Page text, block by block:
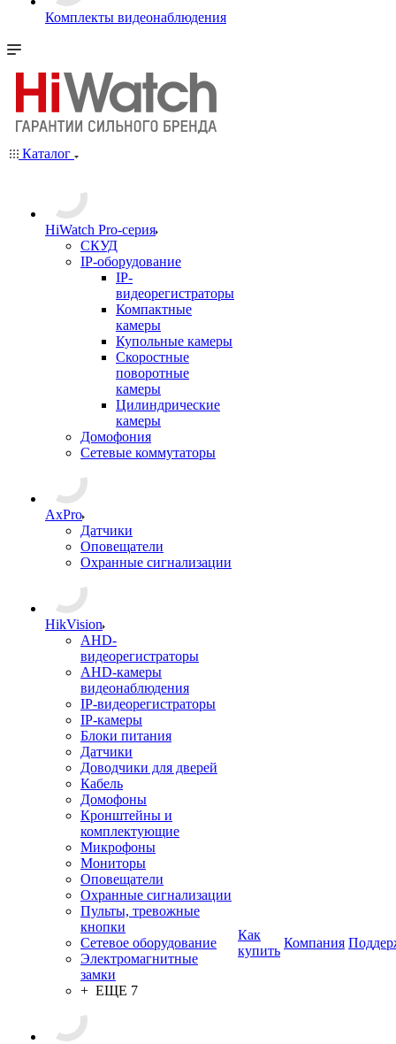
Комплекты видеонаблюдения
Каталог
HiWatch Pro-серия
CКУД
IP-оборудование
IP-
видеорегистраторы
Компактные
камеры
Купольные камеры
Скоростные
поворотные
камеры
Цилиндрические
камеры
Домофония
Сетевые коммутаторы
AxPro
Датчики
Оповещатели
Охранные сигнализации
HikVision
AHD-
видеорегистраторы
AHD-камеры
видеонаблюдения
IP-видеорегистраторы
IP-камеры
Блоки питания
Датчики
Доводчики для дверей
Кабель
Домофоны
Кронштейны и
комплектующие
Микрофоны
Мониторы
Оповещатели
Охранные сигнализации
Пульты, тревожные
кнопки
Сетевое оборудование
Электромагнитные
замки
+ ЕЩЕ 7
Как
купить
Компания